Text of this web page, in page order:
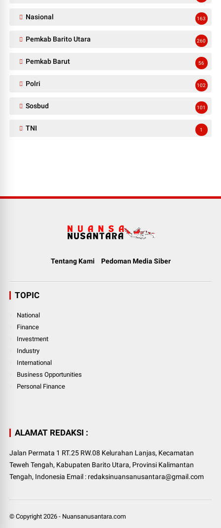
Nasional 163
Pemkab Barito Utara 260
Pemkab Barut 56
Polri 102
Sosbud 101
TNI 1
Tentang Kami Pedoman Media Siber
TOPIC
National
Finance
Investment
Industry
International
Business Opportunities
Personal Finance
ALAMAT REDAKSI :
Jalan Permata 1 RT.25 RW.08 Kelurahan Lanjas, Kecamatan
Teweh Tengah, Kabupaten Barito Utara, Provinsi Kalimantan
Tengah, Indonesia Email : redaksinuansanusantara@gmail.com
© Copyright2026 - Nuansanusantara.com